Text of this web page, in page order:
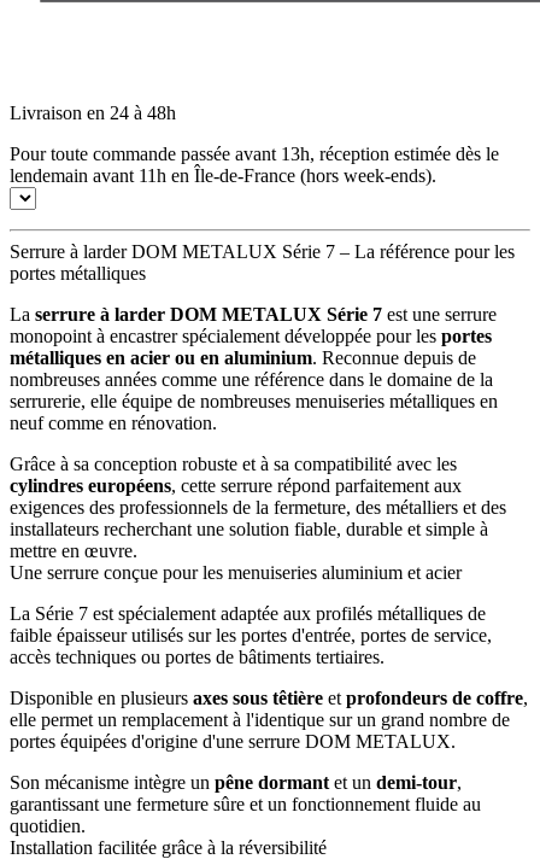
Livraison en 24 à 48h
Pour toute commande passée avant 13h, réception estimée dès le
lendemain avant 11h en Île-de-France (hors week-ends).
Serrure à larder DOM METALUX Série 7 – La référence pour les
portes métalliques
La serrure à larder DOM METALUX Série 7 est une serrure
monopoint à encastrer spécialement développée pour les portes
métalliques en acier ou en aluminium. Reconnue depuis de
nombreuses années comme une référence dans le domaine de la
serrurerie, elle équipe de nombreuses menuiseries métalliques en
neuf comme en rénovation.
Grâce à sa conception robuste et à sa compatibilité avec les
cylindres européens, cette serrure répond parfaitement aux
exigences des professionnels de la fermeture, des métalliers et des
installateurs recherchant une solution fiable, durable et simple à
mettre en œuvre.
Une serrure conçue pour les menuiseries aluminium et acier
La Série 7 est spécialement adaptée aux profilés métalliques de
faible épaisseur utilisés sur les portes d'entrée, portes de service,
accès techniques ou portes de bâtiments tertiaires.
Disponible en plusieurs axes sous têtière et profondeurs de coffre,
elle permet un remplacement à l'identique sur un grand nombre de
portes équipées d'origine d'une serrure DOM METALUX.
Son mécanisme intègre un pêne dormant et un demi-tour,
garantissant une fermeture sûre et un fonctionnement fluide au
quotidien.
Installation facilitée grâce à la réversibilité